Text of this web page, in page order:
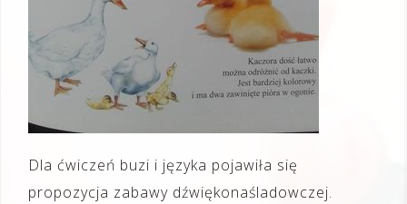
Dla ćwiczeń buzi i języka pojawiła się
propozycja zabawy dźwiękonaśladowczej.